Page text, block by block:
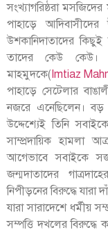
সংখ্যাগরিষ্ঠরা
পাহাড়ে
উশকানিদাতাদের
তাদের কেউ কেউ।
মাহমুদকে(Imtiaz
পাহাড়ে সেটেলার
নজরে এনেছিলেন। বড়
উদ্দেশ্যেই তিনি
সাম্প্রদায়িক হামলা
আগেভাবে সবাইকে
জন্মদাতাদের
নিপীড়নের বিরুদ্ধে যারা
যারা সারাদেশে ধর্মীয়
সম্পত্তি দখলের